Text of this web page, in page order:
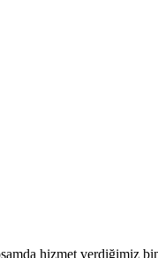
hizmet verdiğimiz